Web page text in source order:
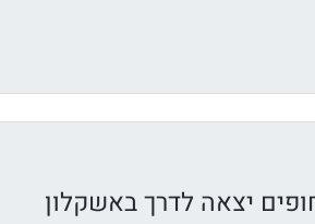
יצאה לדרך באשקלון